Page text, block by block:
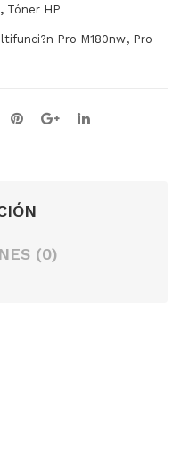
, Tóner HP
Pro M180nw, Pro
(0)